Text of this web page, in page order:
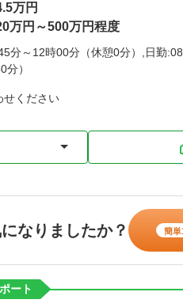
万円
万円～500万円程度
分～12時00分（休憩0分）,日勤
）
ください
なりましたか？ 簡単
ート